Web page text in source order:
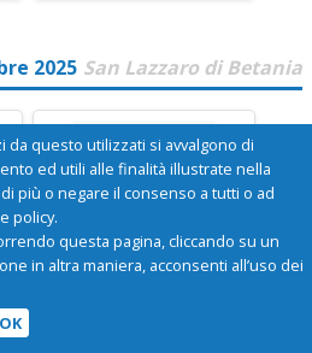
2025 San Lazzaro di Betania
questo utilizzati si avvalgono di
ed utili alle finalità illustrate nella
più o negare il consenso a tutti o ad
policy.
questa pagina, cliccando su un
in altra maniera, acconsenti all’uso dei
OK